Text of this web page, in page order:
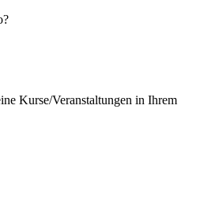
Kurse/Veranstaltungen in Ihrem